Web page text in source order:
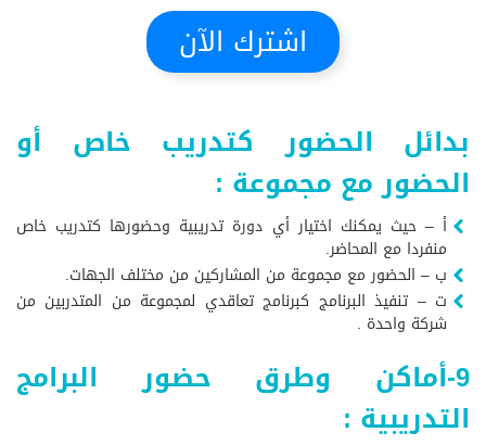
اشترك الآن
بدائل الحضور كتدريب خاص أو
الحضور مع مجموعة :
أ – حيث يمكنك اختيار أي دورة تدريبية وحضورها كتدريب خاص
منفردا مع المحاضر.
ب – الحضور مع مجموعة من المشاركين من مختلف الجهات.
ت – تنفيذ البرنامج كبرنامج تعاقدي لمجموعة من المتدربين من
شركة واحدة .
9-أماكن وطرق حضور البرامج
التدريبية :